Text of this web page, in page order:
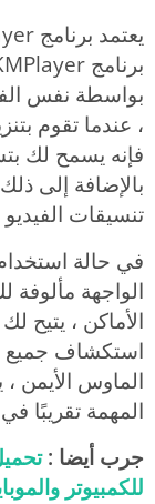
بواسطة نفس
فإنه يسمح لك
بالإضافة إلى
تنسيقات
الواجهة
الأماكن ، يتيح
استكشاف جميع
الماوس الأيمن
المهمة تقريبًا في
جرب أيضا :
للكمبيوتر